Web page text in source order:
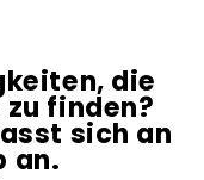
die
finden?
sich an
an.